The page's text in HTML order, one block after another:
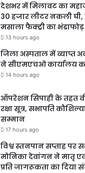
देशभर में मिलावट का
30 हजार लीटर नकली
मसाला फैक्ट्री का भंडाफोड़
13 hours ago
जिला अस्पताल में व्याप्त
ने सीएमएचओ कार्यालय
14 hours ago
ऑपरेशन सिपाही के तहत
रक्षा सूत्र, सभापति
सम्मान
17 hours ago
विश्व स्तनपान सप्ताह पर
मोनिका देवांगन ने मातृ
प्रति जागरूकता का दिया